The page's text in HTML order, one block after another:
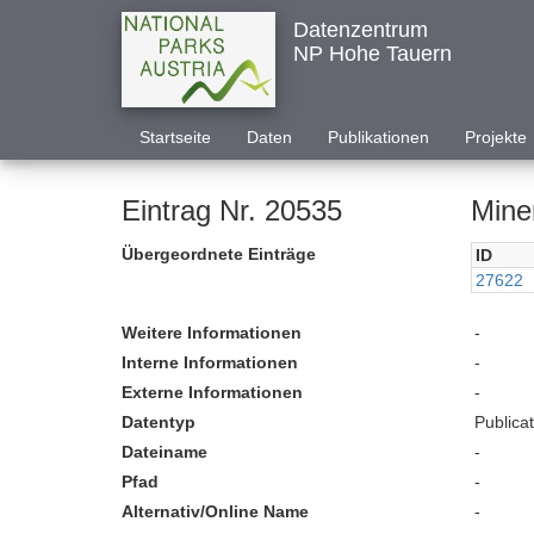
Datenzentrum
NP Hohe Tauern
Startseite Daten Publikationen Projekte
Eintrag Nr. 20535
Übergeordnete Einträge
ID
27622
Weitere Informationen
-
Interne Informationen
-
Externe Informationen
-
Datentyp
Dateiname
-
Pfad
-
Alternativ/Online Name
-